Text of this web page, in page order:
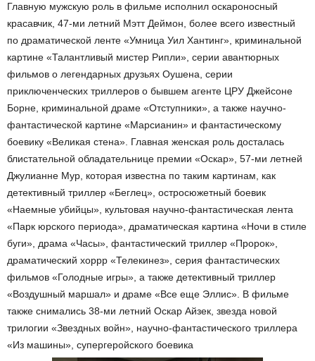
Главную мужскую роль в фильме исполнил оскароносный
красавчик, 47-ми летний Мэтт Деймон, более всего известный
по драматической ленте «Умница Уил Хантинг», криминальной
картине «Талантливый мистер Рипли», серии авантюрных
фильмов о легендарных друзьях Оушена, серии
приключенческих триллеров о бывшем агенте ЦРУ Джейсоне
Борне, криминальной драме «Отступники», а также научно-
фантастической картине «Марсианин» и фантастическому
боевику «Великая стена». Главная женская роль досталась
блистательной обладательнице премии «Оскар», 57-ми летней
Джулианне Мур, которая известна по таким картинам, как
детективный триллер «Беглец», остросюжетный боевик
«Наемные убийцы», культовая научно-фантастическая лента
«Парк юрского периода», драматическая картина «Ночи в стиле
буги», драма «Часы», фантастический триллер «Пророк»,
драматический хоррр «Телекинез», серия фантастических
фильмов «Голодные игры», а также детективный триллер
«Воздушный маршал» и драме «Все еще Эллис». В фильме
также снимались 38-ми летний Оскар Айзек, звезда новой
трилогии «Звездных войн», научно-фантастического триллера
«Из машины», супергеройского боевика